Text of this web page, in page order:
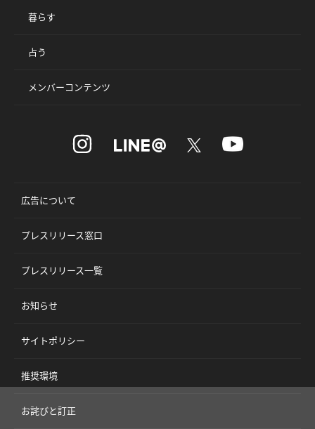
暮らす
占う
メンバーコンテンツ
広告について
プレスリリース窓口
プレスリリース一覧
お知らせ
サイトポリシー
推奨環境
お詫びと訂正